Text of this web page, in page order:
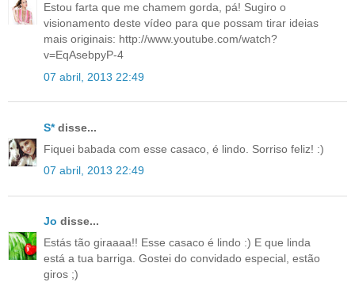
Estou farta que me chamem gorda, pá! Sugiro o
visionamento deste vídeo para que possam tirar ideias
mais originais: http://www.youtube.com/watch?
v=EqAsebpyP-4
07 abril, 2013 22:49
S*disse...
Fiquei babada com esse casaco, é lindo. Sorriso feliz! :)
07 abril, 2013 22:49
Jo disse...
Estás tão giraaaa!! Esse casaco é lindo :) E que linda
está a tua barriga. Gostei do convidado especial, estão
giros ;)